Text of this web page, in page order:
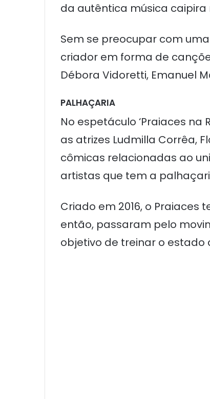
da autêntica música caipira
Sem se preocupar com
criador em forma de
Débora Vidoretti, Emanuel
PALHAÇARIA
No espetáculo ‘Praiaces na
as atrizes Ludmilla Corrêa,
cômicas relacionadas ao
artistas que tem a
Criado em 2016, o
então, passaram pelo
objetivo de treinar o estado